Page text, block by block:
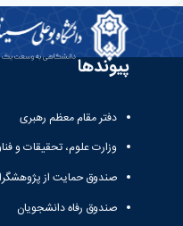
پیوندها
دفتر مقام معظم رهبری
وزارت علوم، تحقیقات و
صندوق حمایت از
صندوق رفاه دانشجویان